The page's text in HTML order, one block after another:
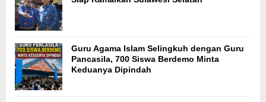
Guru Agama Islam Selingkuh dengan Guru
Pancasila, 700 Siswa Berdemo Minta
Keduanya Dipindah